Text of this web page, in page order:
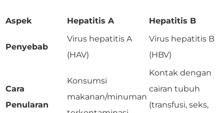
Aspek Hepatitis A Hepatitis B
Penyebab
Virus hepatitis A
(HAV)
Virus hepatitis B
(HBV)
Cara
Penularan
Konsumsi
makanan/minuman
Kontak dengan
cairan tubuh
(transfusi, seks,